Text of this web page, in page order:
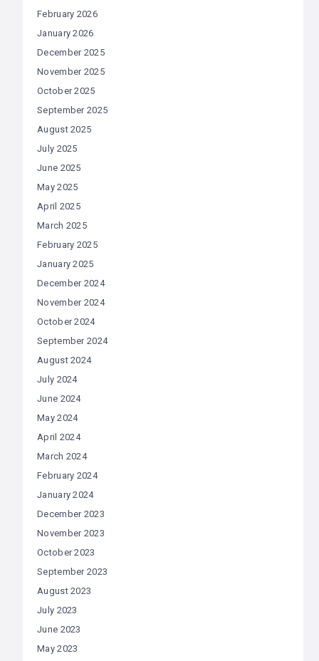
February 2026
January 2026
December 2025
November 2025
October 2025
September 2025
August 2025
July 2025
June 2025
May 2025
April 2025
March 2025
February 2025
January 2025
December 2024
November 2024
October 2024
September 2024
August 2024
July 2024
June 2024
May 2024
April 2024
March 2024
February 2024
January 2024
December 2023
November 2023
October 2023
September 2023
August 2023
July 2023
June 2023
May 2023